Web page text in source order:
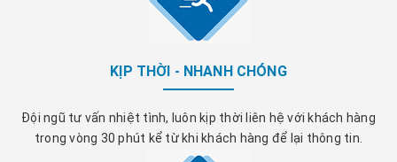
KỊP THỜI - NHANH CHÓNG
Đội ngũ tư vấn nhiệt tình, luôn kịp thời liên hệ với khách hàng
trong vòng 30 phút kể từ khi khách hàng để lại thông tin.